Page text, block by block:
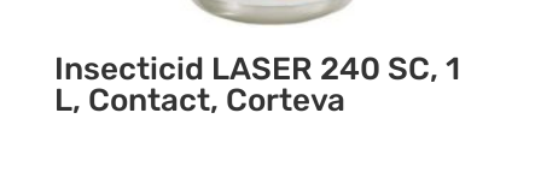
Insecticid LASER 240 SC, 1
L, Contact, Corteva